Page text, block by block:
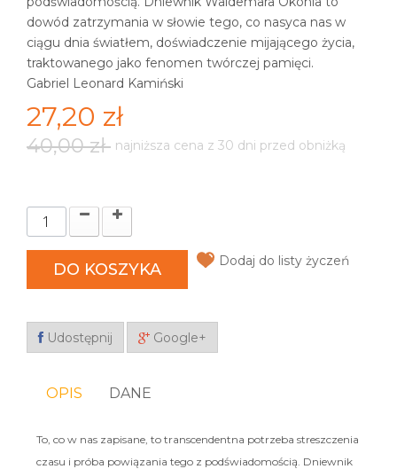
dowód zatrzymania w słowie tego, co nasyca nas w
ciągu dnia światłem, doświadczenie mijającego życia,
traktowanego jako fenomen twórczej pamięci.
Gabriel Leonard Kamiński
27,20 zł
40,00 zł najniższa cena z 30 dni przed obniżką
DO KOSZYKA Dodaj do listy życzeń
Udostępnij Google+
OPIS DANE
To, co w nas zapisane, to transcendentna potrzeba streszczenia
czasu i próba powiązania tego z podświadomością. Dniewnik